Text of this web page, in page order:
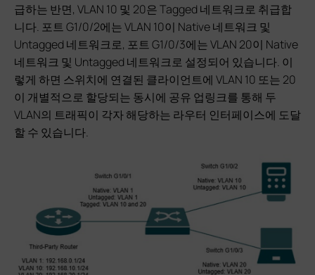
급하는 반면, VLAN 10 및 20은 Tagged 네트워크로 취급합
니다. 포트 G1/0/2에는 VLAN 10이 Native 네트워크 및
Untagged 네트워크로, 포트 G1/0/3에는 VLAN 20이 Native
네트워크 및 Untagged 네트워크로 설정되어 있습니다. 이
렇게 하면 스위치에 연결된 클라이언트에 VLAN 10 또는 20
이 개별적으로 할당되는 동시에 공유 업링크를 통해 두
VLAN의 트래픽이 각자 해당하는 라우터 인터페이스에 도달
할 수 있습니다.